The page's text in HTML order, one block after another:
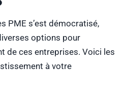
PME s’est démocratisé,
options pour
de ces entreprises. Voici les
à votre